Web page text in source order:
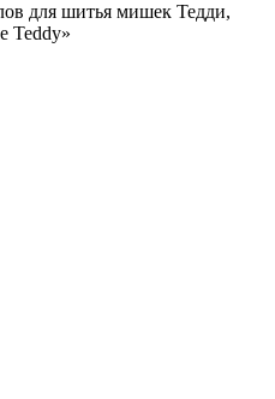
для шитья мишек Тедди,
Teddy»